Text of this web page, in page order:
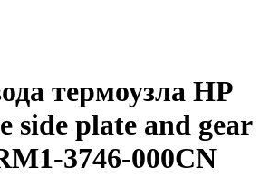
термоузла HP
side plate and gear
3746-000CN